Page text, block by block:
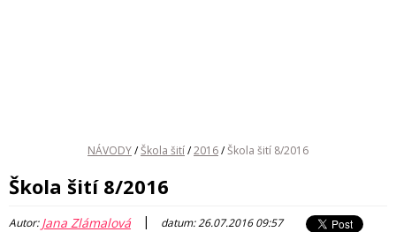
NÁVODY/Škola šití/2016/Škola šití 8/2016
Škola šití 8/2016
Autor:Jana Zlámalová | datum: 26.07.2016 09:57